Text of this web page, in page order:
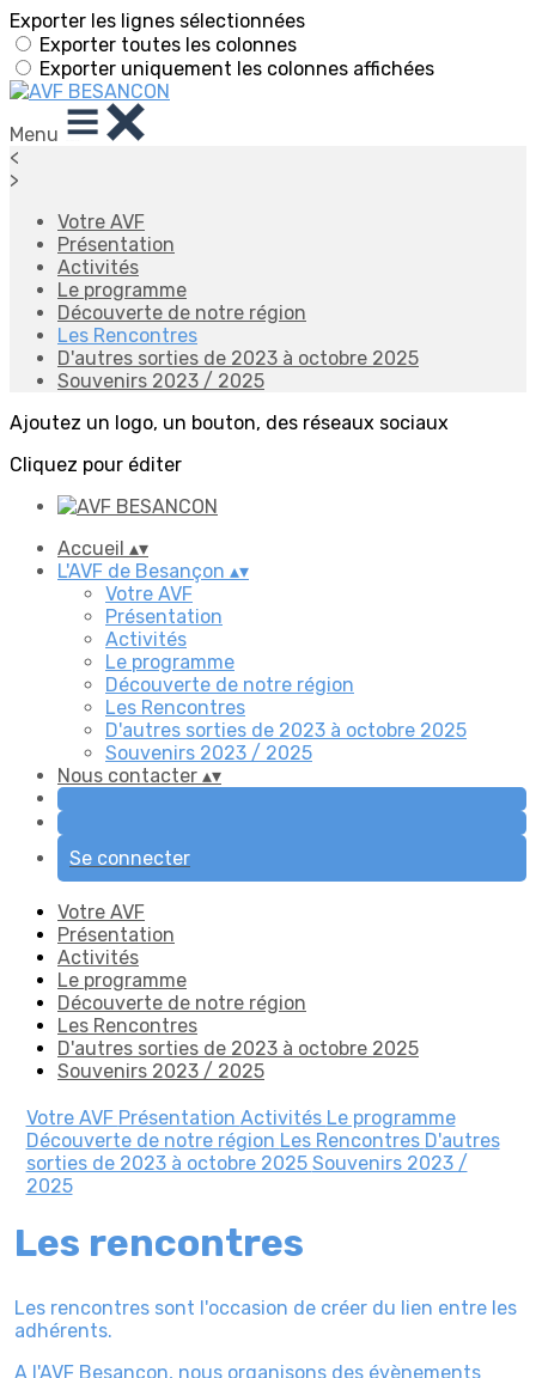
Exporter les lignes sélectionnées
Exporter toutes les colonnes
Exporter uniquement les colonnes affichées
Menu
<
>
Votre AVF
Présentation
Activités
Le programme
Découverte de notre région
Les Rencontres
D'autres sorties de 2023 à octobre 2025
Souvenirs 2023 / 2025
Ajoutez un logo, un bouton, des réseaux sociaux
Cliquez pour éditer
Accueil ▴▾
L'AVF de Besançon ▴▾
Votre AVF
Présentation
Activités
Le programme
Découverte de notre région
Les Rencontres
D'autres sorties de 2023 à octobre 2025
Souvenirs 2023 / 2025
Nous contacter ▴▾
Se connecter
Votre AVF
Présentation
Activités
Le programme
Découverte de notre région
Les Rencontres
D'autres sorties de 2023 à octobre 2025
Souvenirs 2023 / 2025
Votre AVF Présentation Activités Le programme
Découverte de notre région Les Rencontres D'autres
sorties de 2023 à octobre 2025 Souvenirs 2023 /
2025
Les rencontres
Les rencontres sont l'occasion de créer du lien entre les
adhérents.
A l'AVF Besançon, nous organisons des évènements